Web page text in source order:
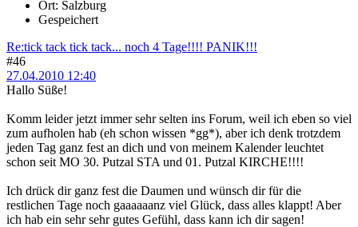
Ort: Salzburg
Gespeichert
Re:tick tack tick tack... noch 4 Tage!!!! PANIK!!!
#46
27.04.2010 12:40
Hallo Süße!
Komm leider jetzt immer sehr selten ins Forum, weil ich eben so viel
zum aufholen hab (eh schon wissen *gg*), aber ich denk trotzdem
jeden Tag ganz fest an dich und von meinem Kalender leuchtet
schon seit MO 30. Putzal STA und 01. Putzal KIRCHE!!!!
Ich drück dir ganz fest die Daumen und wünsch dir für die
restlichen Tage noch gaaaaaanz viel Glück, dass alles klappt! Aber
ich hab ein sehr sehr gutes Gefühl, dass kann ich dir sagen!